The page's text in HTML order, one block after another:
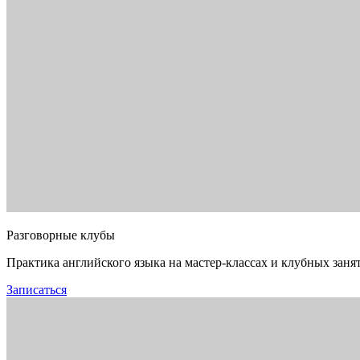
Разговорные клубы
Практика английского языка на мастер-классах и клубных
Записаться